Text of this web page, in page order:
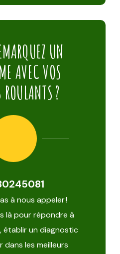
UN
AVEC VOS
?
à nous appeler !
là pour répondre à
établir un diagnostic
dans les meilleurs